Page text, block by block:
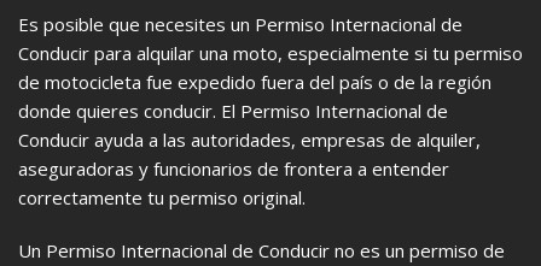
Es posible que necesites un Permiso Internacional de
Conducir para alquilar una moto, especialmente si tu permiso
de motocicleta fue expedido fuera del país o de la región
donde quieres conducir. El Permiso Internacional de
Conducir ayuda a las autoridades, empresas de alquiler,
aseguradoras y funcionarios de frontera a entender
correctamente tu permiso original.
Un Permiso Internacional de Conducir no es un permiso de